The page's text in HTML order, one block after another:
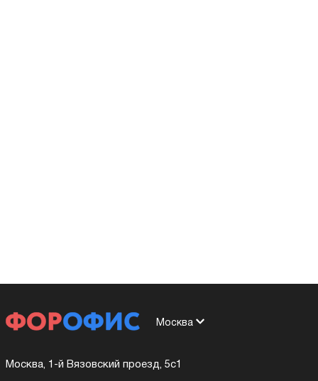
Москва
Москва, 1-й Вязовский проезд, 5с1